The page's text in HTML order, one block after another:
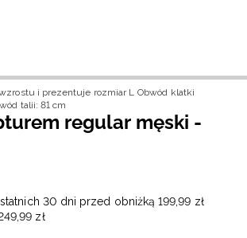
i prezentuje rozmiar L Obwód klatki
talii: 81 cm
regular męski -
30 dni przed obniżką 199,99 zł
,99 zł